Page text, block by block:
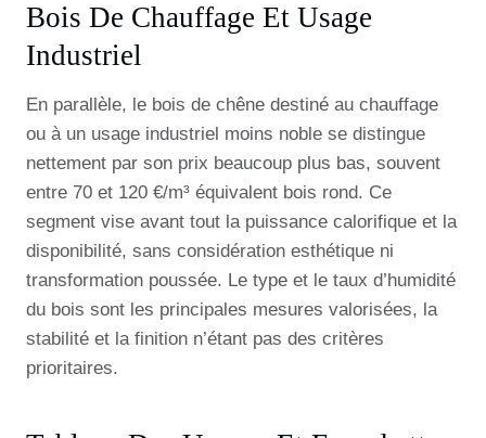
Bois De Chauffage Et Usage
Industriel
En parallèle, le bois de chêne destiné au chauffage
ou à un usage industriel moins noble se distingue
nettement par son prix beaucoup plus bas, souvent
entre 70 et 120 €/m³ équivalent bois rond. Ce
segment vise avant tout la puissance calorifique et la
disponibilité, sans considération esthétique ni
transformation poussée. Le type et le taux d’humidité
du bois sont les principales mesures valorisées, la
stabilité et la finition n’étant pas des critères
prioritaires.